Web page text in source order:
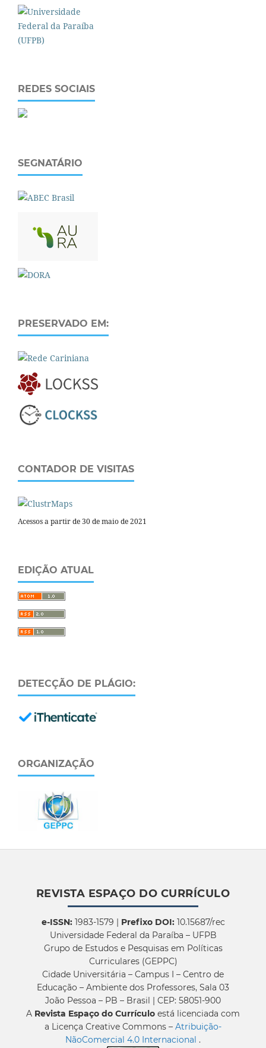
REDES SOCIAIS
SEGNATÁRIO
PRESERVADO EM:
CONTADOR DE VISITAS
Acessos a partir de 30 de maio de 2021
EDIÇÃO ATUAL
DETECÇÃO DE PLÁGIO:
ORGANIZAÇÃO
REVISTA ESPAÇO DO CURRÍCULO
e-ISSN:1983-1579 | Prefixo DOI:10.15687/rec
Universidade Federal da Paraíba – UFPB
Grupo de Estudos e Pesquisas em Políticas
Curriculares (GEPPC)
Cidade Universitária – Campus I – Centro de
Educação – Ambiente dos Professores, Sala 03
João Pessoa – PB – Brasil | CEP: 58051-900
A Revista Espaço do Currículo está licenciada com
a Licença Creative Commons – Atribuição-
NãoComercial 4.0 Internacional .